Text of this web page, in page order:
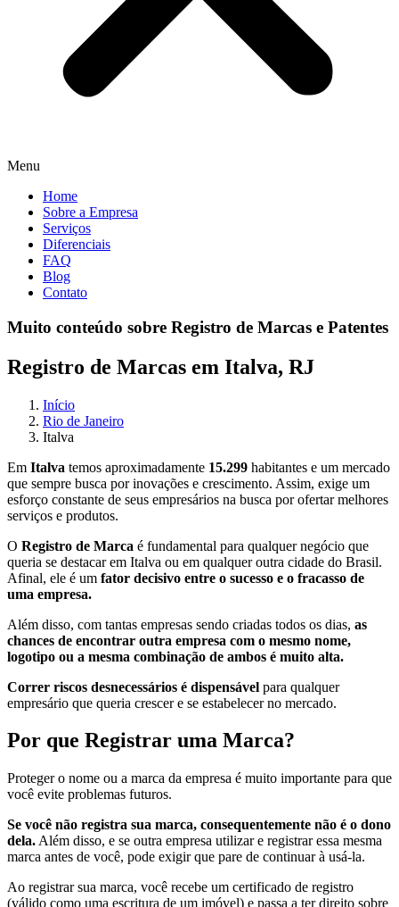
Menu
Home
Sobre a Empresa
Serviços
Diferenciais
FAQ
Blog
Contato
Muito conteúdo sobre Registro de Marcas e Patentes
Registro de Marcas em Italva, RJ
Início
Rio de Janeiro
Italva
Em Italva temos aproximadamente 15.299 habitantes e um mercado
que sempre busca por inovações e crescimento. Assim, exige um
esforço constante de seus empresários na busca por ofertar melhores
serviços e produtos.
O Registro de Marca é fundamental para qualquer negócio que
queria se destacar em Italva ou em qualquer outra cidade do Brasil.
Afinal, ele é um fator decisivo entre o sucesso e o fracasso de
uma empresa.
Além disso, com tantas empresas sendo criadas todos os dias, as
chances de encontrar outra empresa com o mesmo nome,
logotipo ou a mesma combinação de ambos é muito alta.
Correr riscos desnecessários é dispensável para qualquer
empresário que queria crescer e se estabelecer no mercado.
Por que Registrar uma Marca?
Proteger o nome ou a marca da empresa é muito importante para que
você evite problemas futuros.
Se você não registra sua marca, consequentemente não é o dono
dela. Além disso, e se outra empresa utilizar e registrar essa mesma
marca antes de você, pode exigir que pare de continuar à usá-la.
Ao registrar sua marca, você recebe um certificado de registro
(válido como uma escritura de um imóvel) e passa a ter direito sobre